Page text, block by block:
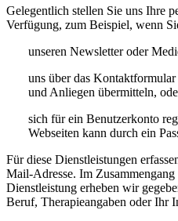
Gelegentlich stellen Sie uns Ihre
Verfügung, zum Beispiel, wenn
unseren Newsletter oder
uns über das
und Anliegen übermitteln,
sich für ein Benutzerkonto
Webseiten kann durch ein
Für diese Dienstleistungen
Mail-Adresse. Im
Dienstleistung erheben wir
Beruf, Therapieangaben oder Ihr